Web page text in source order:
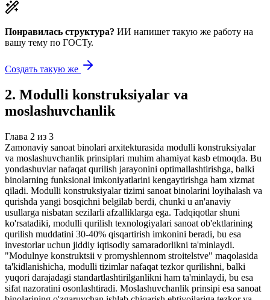
Понравилась структура? ИИ напишет такую же работу на
вашу тему по ГОСТу.
Создать такую же
2. Modulli konstruksiyalar va
moslashuvchanlik
Глава 2 из 3
Zamonaviy sanoat binolari arxitekturasida modulli konstruksiyalar
va moslashuvchanlik prinsiplari muhim ahamiyat kasb etmoqda. Bu
yondashuvlar nafaqat qurilish jarayonini optimallashtirishga, balki
binolarning funksional imkoniyatlarini kengaytirishga ham xizmat
qiladi. Modulli konstruksiyalar tizimi sanoat binolarini loyihalash va
qurishda yangi bosqichni belgilab berdi, chunki u an'anaviy
usullarga nisbatan sezilarli afzalliklarga ega. Tadqiqotlar shuni
ko'rsatadiki, modulli qurilish texnologiyalari sanoat ob'ektlarining
qurilish muddatini 30-40% qisqartirish imkonini beradi, bu esa
investorlar uchun jiddiy iqtisodiy samaradorlikni ta'minlaydi.
"Modulnye konstruktsii v promyshlennom stroitelstve" maqolasida
ta'kidlanishicha, modulli tizimlar nafaqat tezkor qurilishni, balki
yuqori darajadagi standartlashtirilganlikni ham ta'minlaydi, bu esa
sifat nazoratini osonlashtiradi. Moslashuvchanlik prinsipi esa sanoat